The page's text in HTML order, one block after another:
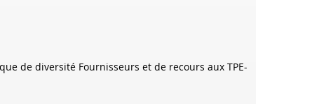
de diversité Fournisseurs et de recours aux TPE-